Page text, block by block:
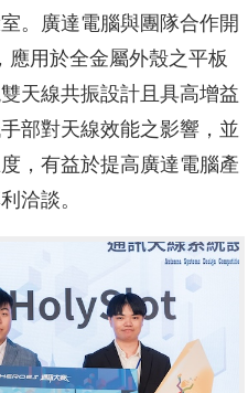
。廣達電腦與團隊合作開
應用於全金屬外殼之平板
天線共振設計且具高增益
部對天線效能之影響，並
，有益於提高廣達電腦產
洽談。